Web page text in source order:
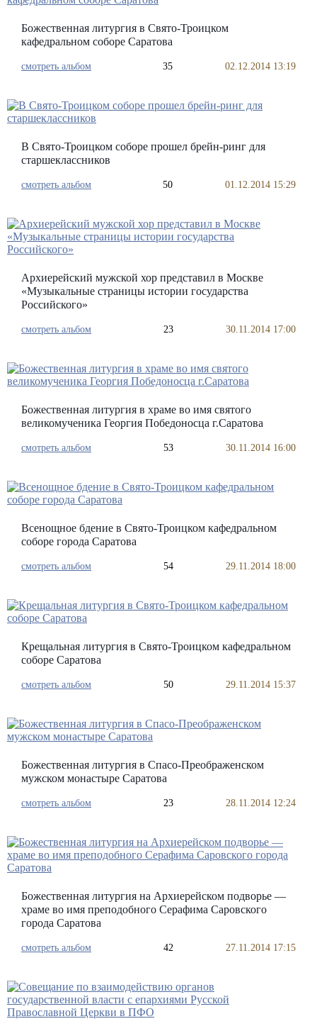
Божественная литургия в Свято-Троицком
кафедральном соборе Саратова
смотреть альбом 35 02.12.2014 13:19
В Свято-Троицком соборе прошел брейн-ринг для
старшеклассников
смотреть альбом 50 01.12.2014 15:29
Архиерейский мужской хор представил в Москве
«Музыкальные страницы истории государства
Российского»
смотреть альбом 23 30.11.2014 17:00
Божественная литургия в храме во имя святого
великомученика Георгия Победоносца г.Саратова
смотреть альбом 53 30.11.2014 16:00
Всенощное бдение в Свято-Троицком кафедральном
соборе города Саратова
смотреть альбом 54 29.11.2014 18:00
Крещальная литургия в Свято-Троицком кафедральном
соборе Саратова
смотреть альбом 50 29.11.2014 15:37
Божественная литургия в Спасо-Преображенском
мужском монастыре Саратова
смотреть альбом 23 28.11.2014 12:24
Божественная литургия на Архиерейском подворье —
храме во имя преподобного Серафима Саровского
города Саратова
смотреть альбом 42 27.11.2014 17:15